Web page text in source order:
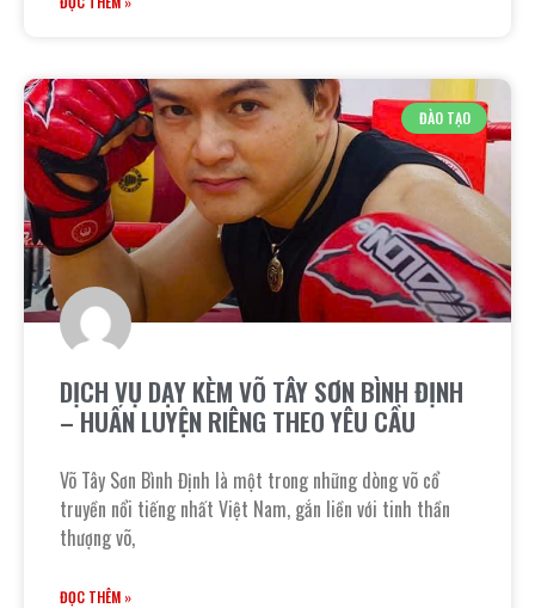
ĐÀO TẠO
DỊCH VỤ DẠY KÈM VÕ TÂY SƠN BÌNH ĐỊNH
– HUẤN LUYỆN RIÊNG THEO YÊU CẦU
Võ Tây Sơn Bình Định là một trong những dòng võ cổ
truyền nổi tiếng nhất Việt Nam, gắn liền với tinh thần
thượng võ,
ĐỌC THÊM »